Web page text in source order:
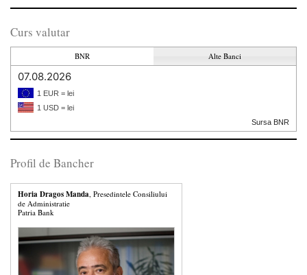
Curs valutar
BNR Alte Banci
07.08.2026
1 EUR = lei
1 USD = lei
Sursa BNR
Profil de Bancher
Horia Dragos Manda , Presedintele Consiliului
de Administratie
Patria Bank